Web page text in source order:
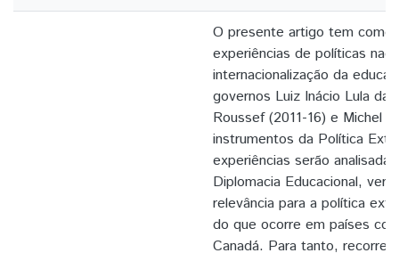
O presente artigo tem como
experiências de políticas
internacionalização da
governos Luiz Inácio Lula da
Roussef (2011-16) e Michel
instrumentos da Política
experiências serão
Diplomacia Educacional,
relevância para a política
do que ocorre em países
Canadá. Para tanto,